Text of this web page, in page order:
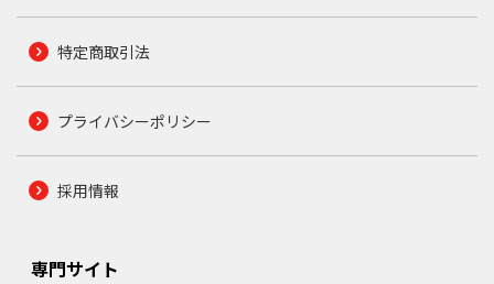
特定商取引法
プライバシーポリシー
採用情報
専門サイト